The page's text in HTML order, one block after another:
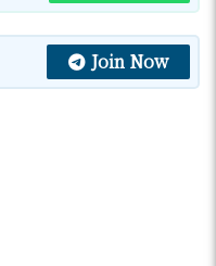
Join Now